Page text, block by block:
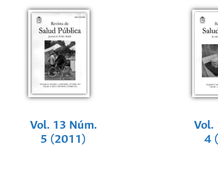
Vol. 13 Núm.
5 (2011)
Vol.
4